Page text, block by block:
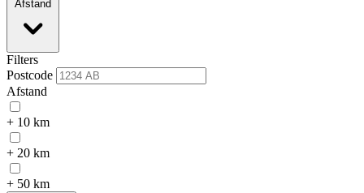
Afstand
Filters
Postcode
Afstand
+ 10 km
+ 20 km
+ 50 km